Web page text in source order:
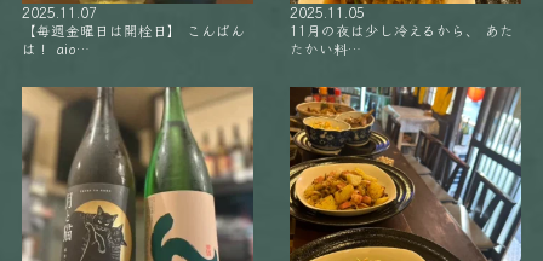
2025.11.07
【毎週金曜日は開栓日】 こんばん
は！ aio…
2025.11.05
11月の夜は少し冷えるから、 あた
たかい料…